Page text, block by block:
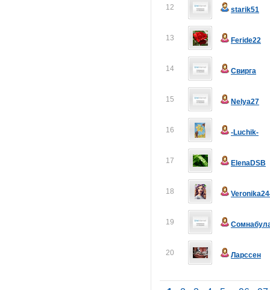
12 starik51
13 Feride22
14 Свирга
15 Nelya27
16 -Luchik-
17 ElenaDSB
18
19
20 Ларссен